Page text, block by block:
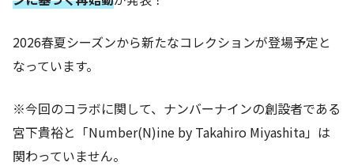
2026春夏シーズンから新たなコレクションが登場予定と
なっています。
※今回のコラボに関して、ナンバーナインの創設者である
宮下貴裕と「Number(N)ine by Takahiro Miyashita」は
関わっていません。